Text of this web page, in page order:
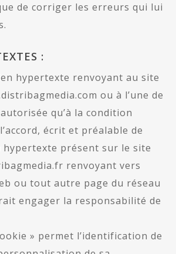
de corriger les erreurs qui lui
:
hypertexte renvoyant au site
ou à l’une de
qu’à la condition
écrit et préalable de
hypertexte présent sur le site
renvoyant vers
ou tout autre page du réseau
engager la responsabilité de
» permet l’identification de